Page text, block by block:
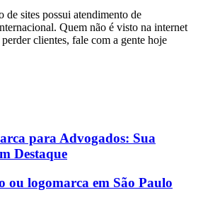
de sites possui atendimento de
Quem não é visto na internet
clientes, fale com a gente hoje
para Advogados: Sua
Destaque
ou logomarca em São Paulo